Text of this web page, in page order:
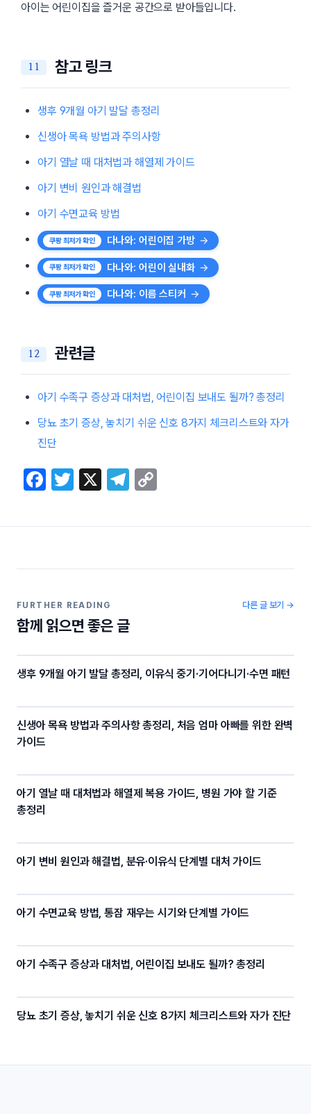
아이는 어린이집을 즐거운 공간으로 받아들입니다.
참고 링크
생후 9개월 아기 발달 총정리
신생아 목욕 방법과 주의사항
아기 열날 때 대처법과 해열제 가이드
아기 변비 원인과 해결법
아기 수면교육 방법
다나와: 어린이집 가방
다나와: 어린이 실내화
다나와: 이름 스티커
관련글
아기 수족구 증상과 대처법, 어린이집 보내도 될까? 총정리
당뇨 초기 증상, 놓치기 쉬운 신호 8가지 체크리스트와 자가
진단
F
c
b
o
k
T
itt
X
T
e
a
p
Li
FURTHER READING
함께 읽으면 좋은 글
다른 글 보기 →
생후 9개월 아기 발달 총정리, 이유식 중기·기어다니기·수면 패턴
신생아 목욕 방법과 주의사항 총정리, 처음 엄마 아빠를 위한 완벽
가이드
아기 열날 때 대처법과 해열제 복용 가이드, 병원 가야 할 기준
총정리
아기 변비 원인과 해결법, 분유·이유식 단계별 대처 가이드
아기 수면교육 방법, 통잠 재우는 시기와 단계별 가이드
아기 수족구 증상과 대처법, 어린이집 보내도 될까? 총정리
당뇨 초기 증상, 놓치기 쉬운 신호 8가지 체크리스트와 자가 진단